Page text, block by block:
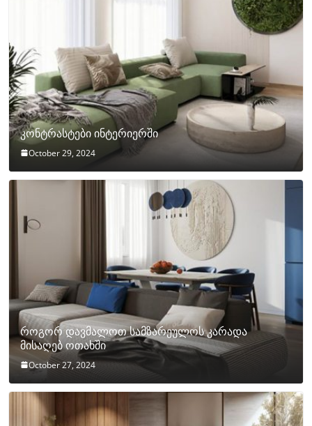
კონტრასტები ინტერიერში
October 29, 2024
როგორ დავმალოთ სამზარეულოს კარადა
მისაღებ ოთახში
October 27, 2024